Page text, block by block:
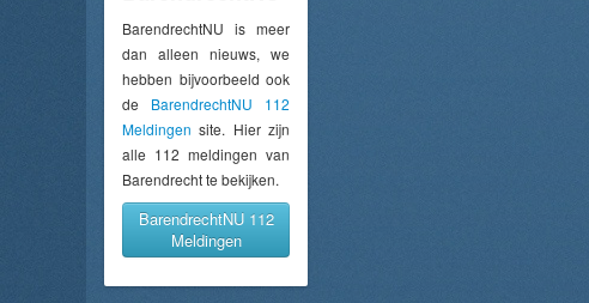
BarendrechtNU is meer
dan alleen nieuws, we
hebben bijvoorbeeld ook
de BarendrechtNU 112
Meldingen site. Hier zijn
alle 112 meldingen van
Barendrecht te bekijken.
BarendrechtNU 112
Meldingen